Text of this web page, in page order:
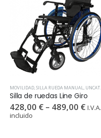
MOVILIDAD,SILLA RUEDA MANUAL, UNCATEGORIZED
Silla de ruedas Line Giro
428,00 € – 489,00 € I.V.A.
incluido
out of 5
130,00€
I.V.A.
incluido